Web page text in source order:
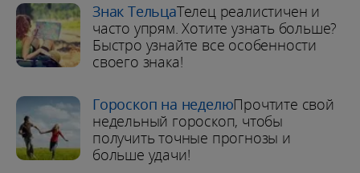
Знак ТельцаТелец реалистичен и
часто упрям. Хотите узнать больше?
Быстро узнайте все особенности
своего знака!
Гороскоп на неделюПрочтите свой
недельный гороскоп, чтобы
получить точные прогнозы и
больше удачи!